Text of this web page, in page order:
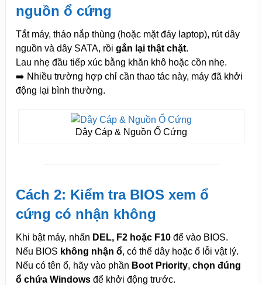
nguồn ổ cứng
Tắt máy, tháo nắp thùng (hoặc mặt đáy laptop), rút dây
nguồn và dây SATA, rồi gắn lại thật chặt.
Lau nhẹ đầu tiếp xúc bằng khăn khô hoặc cồn nhẹ.
➡️ Nhiều trường hợp chỉ cần thao tác này, máy đã khởi
động lại bình thường.
Dây Cáp & Nguồn Ổ Cứng
Cách 2: Kiểm tra BIOS xem ổ
cứng có nhận không
Khi bật máy, nhấn DEL, F2 hoặc F10để vào BIOS.
Nếu BIOS không nhận ổ, có thể dây hoặc ổ lỗi vật lý.
Nếu có tên ổ, hãy vào phần Boot Priority, chọn đúng
ổ chứa Windowsđể khởi động trước.